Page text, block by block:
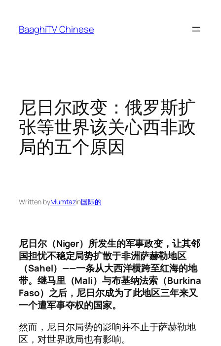
content
BaaghiTV Chinese
尼日尔政变：俄罗斯扩
张等世界该关心西非政
局的五个原因
Written byMumtazin国际的
尼日尔（Niger）所发生的军事政变，让其邻
国担忧不稳定局势扩散于非洲萨赫勒地区
（Sahel）——一条从大西洋横跨至红海的地
带。继马里（Mali）与布基纳法索（Burkina
Faso）之后，尼日尔成为了此地区三年来又
一个遭军事夺权的国家。
然而，尼日尔局势的影响并不止于萨赫勒地
区，对世界政局也有影响。